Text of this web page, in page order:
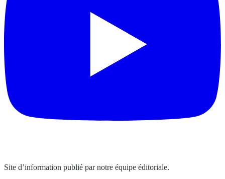
Site d’information publié par notre équipe éditoriale.